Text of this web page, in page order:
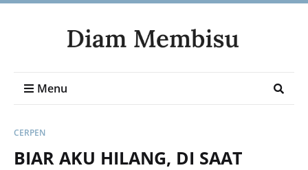
Menu
CERPEN
BIAR AKU HILANG, DI SAAT